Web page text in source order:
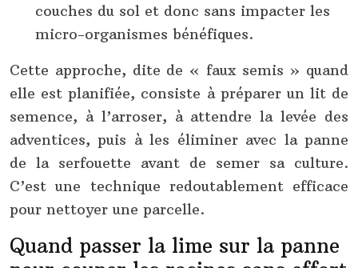
couches du sol et donc sans impacter les
micro-organismes bénéfiques.
Cette approche, dite de « faux semis » quand
elle est planifiée, consiste à préparer un lit de
semence, à l’arroser, à attendre la levée des
adventices, puis à les éliminer avec la panne
de la serfouette avant de semer sa culture.
C’est une technique redoutablement efficace
pour nettoyer une parcelle.
Quand passer la lime sur la panne